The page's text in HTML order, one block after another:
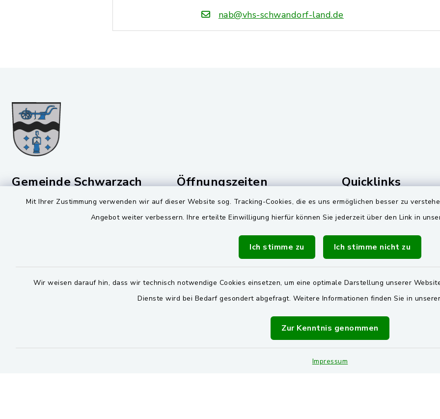
Mit Ihrer Zustimmung verwenden wir auf dieser Website sog. Tracking-Cookies, die es uns ermöglichen besser zu
Angebot weiter verbessern. Ihre erteilte Einwilligung hierfür können Sie jederzeit über den Link in
Ich stimme zu Ich stimme nicht zu
Wir weisen darauf hin, dass wir technisch notwendige Cookies einsetzen, um eine optimale Darstellung unserer
Dienste wird bei Bedarf gesondert abgefragt. Weitere Informationen finden Sie in
Zur Kenntnis genommen
Impressum
nab@vhs-schwandorf-land.de
Gemeinde Schwarzach
09435 309-227
info@schwarzach-bei-
Öffnungszeiten
Montag bis Freitag:
08:00-12:00 Uhr
Montag und Dienstag zusätzlich:
14:00-16:00 Uhr
Donnerstag zusätzlich
14:00-17:00 Uhr
Bitte vereinbaren Sie einen
Quicklinks
Zweckverband
Pretzabrucker Gruppe
BayernPortal
Landkreis Schwandorf
Oberpfälzer Wald